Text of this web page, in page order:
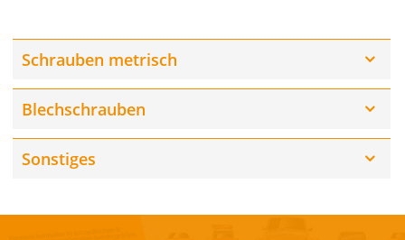
Schrauben metrisch
Blechschrauben
Sonstiges